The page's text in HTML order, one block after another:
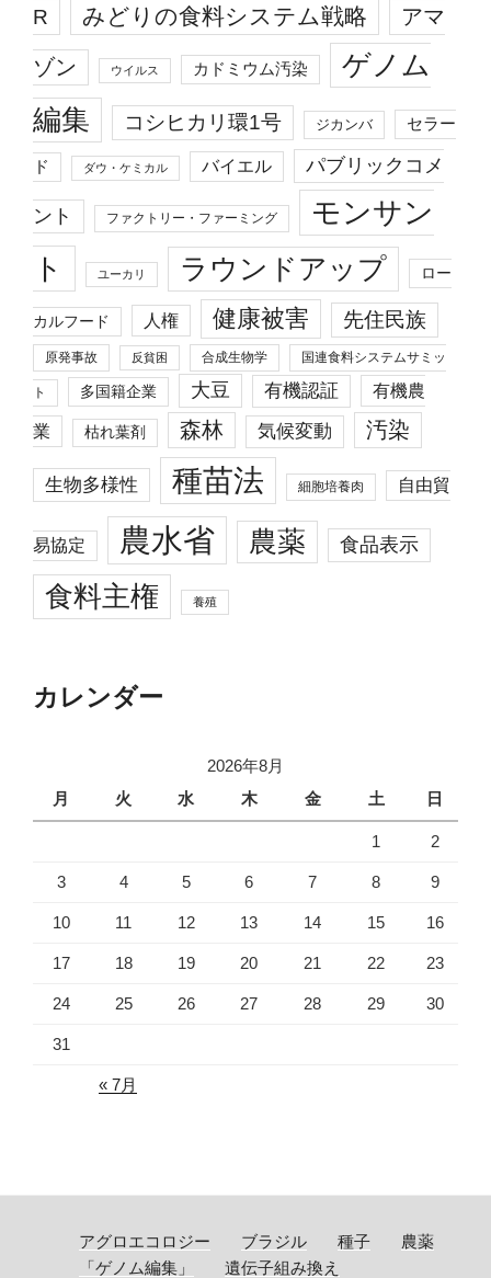
R
みどりの食料システム戦略 アマ
ゾン ウイルス カドミウム汚染
ゲノム
編集
コシヒカリ環1号 ジカンバ セラー
ド ダウ・ケミカル バイエル パブリックコメ
ント ファクトリー・ファーミング
モンサン
ト
ユーカリ ラウンドアップ ロー
カルフード 人権 健康被害 先住民族
原発事故 反貧困 合成生物学 国連食料システムサミッ
ト 多国籍企業 大豆 有機認証 有機農
業 枯れ葉剤 森林 気候変動 汚染
生物多様性 種苗法 細胞培養肉 自由貿
易協定 農水省 農薬 食品表示
食料主権 養殖
カレンダー
2026年8月
月
火 水 木 金 土 日
1 2
3 4 5 6 7 8 9
10 11 12 13 14 15 16
17 18 19 20 21 22 23
24 25 26 27 28 29 30
31
« 7月
アグロエコロジー ブラジル 種子
農薬
「ゲノム編集」
遺伝子組み換え